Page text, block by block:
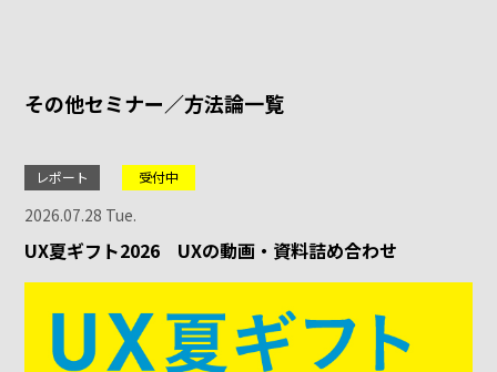
その他セミナー／方法論一覧
レポート 受付中
2026.07.28 Tue.
UX夏ギフト2026 UXの動画・資料詰め合わせ